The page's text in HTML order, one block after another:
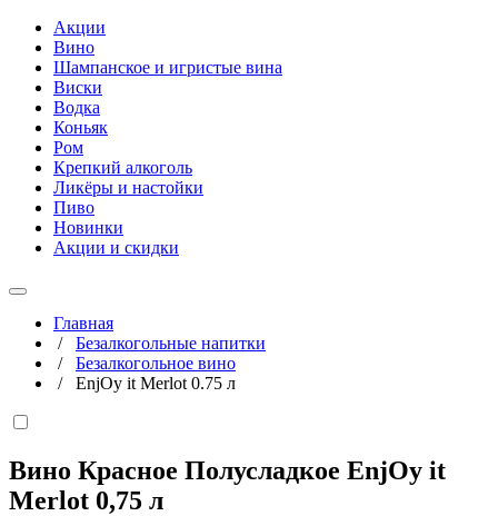
Акции
Вино
Шампанское и игристые вина
Виски
Водка
Коньяк
Ром
Крепкий алкоголь
Ликёры и настойки
Пиво
Новинки
Акции и скидки
Главная
/ Безалкогольные напитки
/ Безалкогольное вино
/ EnjOy it Merlot 0.75 л
Вино Красное Полусладкое EnjOy it
Merlot 0,75 л